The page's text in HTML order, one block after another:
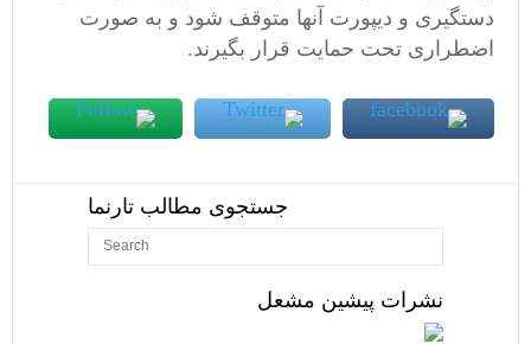
دستگیری و دیپورت ‌‌آنها متوقف شود و به صورت
اضطراری تحت حمایت قرار بگیرند.
جستجوی مطالب تارنما
نشرات پیشین مشعل